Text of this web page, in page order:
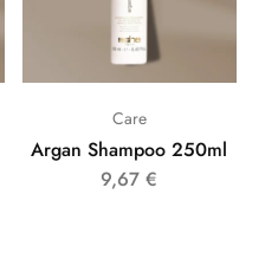
Care
Argan Shampoo 250ml
9,67€